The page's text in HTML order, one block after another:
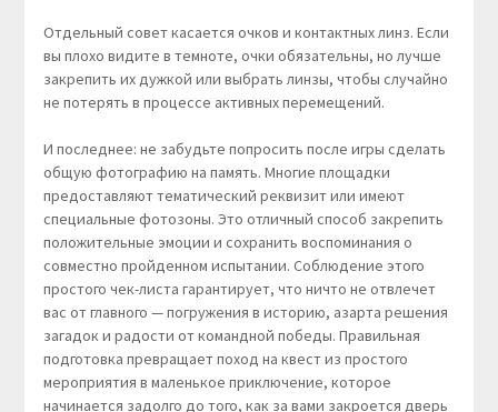
Отдельный совет касается очков и контактных линз. Если
вы плохо видите в темноте, очки обязательны, но лучше
закрепить их дужкой или выбрать линзы, чтобы случайно
не потерять в процессе активных перемещений.
И последнее: не забудьте попросить после игры сделать
общую фотографию на память. Многие площадки
предоставляют тематический реквизит или имеют
специальные фотозоны. Это отличный способ закрепить
положительные эмоции и сохранить воспоминания о
совместно пройденном испытании. Соблюдение этого
простого чек-листа гарантирует, что ничто не отвлечет
вас от главного — погружения в историю, азарта решения
загадок и радости от командной победы. Правильная
подготовка превращает поход на квест из простого
мероприятия в маленькое приключение, которое
начинается задолго до того, как за вами закроется дверь